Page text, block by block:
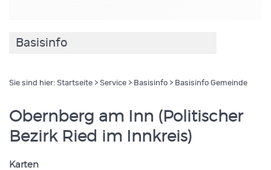
Basisinfo
Sie sind hier: Startseite > Service > Basisinfo > Basisinfo Gemeinde
Obernberg am Inn (Politischer
Bezirk Ried im Innkreis)
Karten